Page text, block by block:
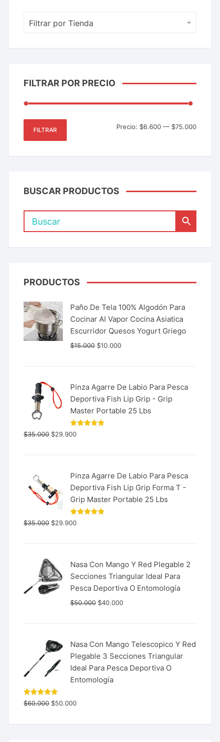
Filtrar por Tienda
FILTRAR POR PRECIO
FILTRAR Precio: $6.600— $75.000
BUSCAR PRODUCTOS
PRODUCTOS
Paño De Tela 100% Algodón Para
Cocinar Al Vapor Cocina Asiatica
Escurridor Quesos Yogurt Griego
$15.000 $10.000
Pinza Agarre De Labio Para Pesca
Deportiva Fish Lip Grip - Grip
Master Portable 25 Lbs
Valorado
con
$35.000 $29.900
Pinza Agarre De Labio Para Pesca
Deportiva Fish Lip Grip Forma T -
Grip Master Portable 25 Lbs
Valorado
con
$35.000 $29.900
Nasa Con Mango Y Red Plegable 2
Secciones Triangular Ideal Para
Pesca Deportiva O Entomología
$50.000 $40.000
Nasa Con Mango Telescopico Y Red
Plegable 3 Secciones Triangular
Ideal Para Pesca Deportiva O
Entomología
Valorado
con 5.00
$60.000 $50.000